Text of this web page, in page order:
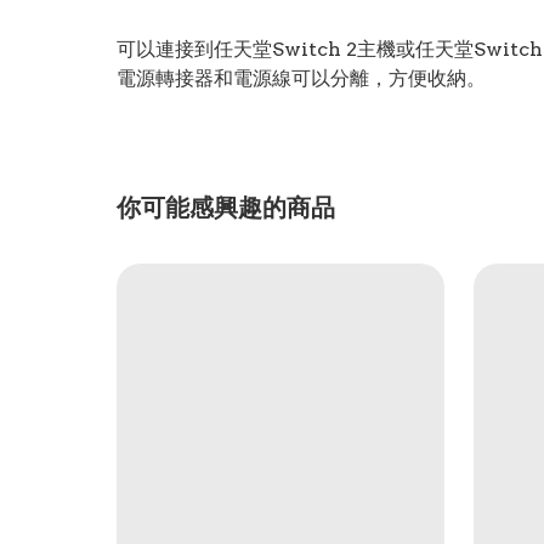
可以連接到任天堂Switch 2主機或任天堂
電源轉接器和電源線可以分離，方便收納。
你可能感興趣的商品